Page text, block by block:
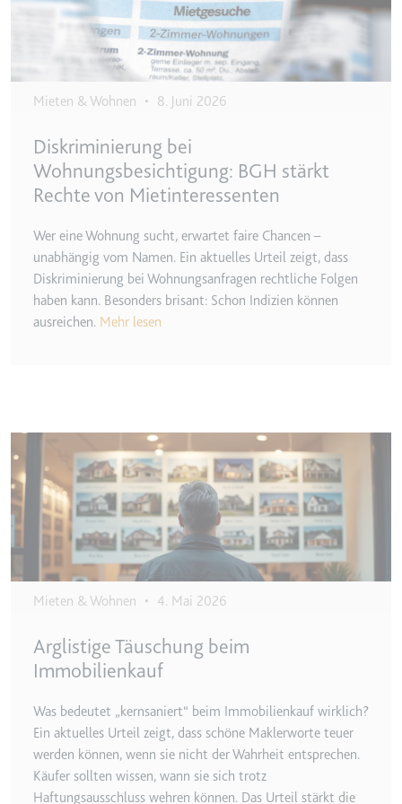
Ablauf:
2 Jahre
HTTP-Cookie
_gcl_au
Zweck:
Wird verwendet, um die Effizienz
der Werbeaktivitäten der Website
zu messen, indem Daten über die
Website über mehrere Websites
hinweg gesammelt werden.
Typ:
HTTP-Cookie
Zweck:
Verfolgt die Konversionsrate
zwischen dem Nutzer und den
Werbebannern auf der Website -
Dies dient der Optimierung der
Relevanz der Werbung auf der
Website.
Ablauf:
Beständig
__Secure-ROLLOUT_TOKEN
Anbieter:
youtube.com
Zweck:
Wird verwendet, um die
Interaktion der Nutzer mit
eingebetteten Inhalten zu
verfolgen.
Ablauf:
180 Tage
Mieten & Wohnen • 8. Juni 2026
Diskriminierung bei
Wohnungsbesichtigung: BGH stärkt
Rechte von Mietinteressenten
Wer eine Wohnung sucht, erwartet faire Chancen –
unabhängig vom Namen. Ein aktuelles Urteil zeigt, dass
Diskriminierung bei Wohnungsanfragen rechtliche Folgen
haben kann. Besonders brisant: Schon Indizien können
ausreichen. Mehr lesen
Mieten & Wohnen • 4. Mai 2026
Arglistige Täuschung beim
Immobilienkauf
Was bedeutet „kernsaniert“ beim Immobilienkauf wirklich?
Ein aktuelles Urteil zeigt, dass schöne Maklerworte teuer
werden können, wenn sie nicht der Wahrheit entsprechen.
Käufer sollten wissen, wann sie sich trotz
Haftungsausschluss wehren können. Das Urteil stärkt die